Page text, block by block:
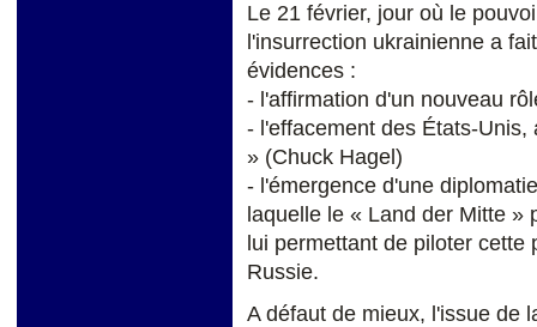
Le 21 février, jour où le
l'insurrection ukrainienne a
évidences :
- l'affirmation d'un nouveau
- l'effacement des États-
» (Chuck Hagel)
- l'émergence d'une
laquelle le « Land der Mitte »
lui permettant de piloter
Russie.
A défaut de mieux, l'issue de